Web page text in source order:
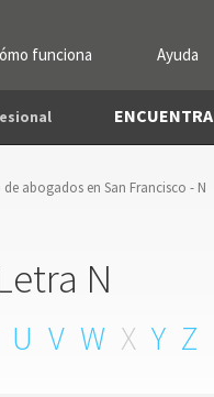
funciona Ayuda
ENCUENTRA
de abogados en San Francisco - N
N
U V W X Y Z